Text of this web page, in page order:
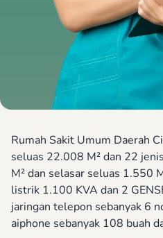
Rumah Sakit Umum Daerah
seluas 22.008 M² dan 22
M² dan selasar seluas 1.550
listrik 1.100 KVA dan 2
jaringan telepon sebanyak 6
aiphone sebanyak 108 buah